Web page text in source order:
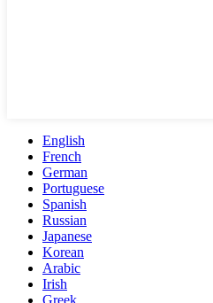
English
French
German
Portuguese
Spanish
Russian
Japanese
Korean
Arabic
Irish
Greek